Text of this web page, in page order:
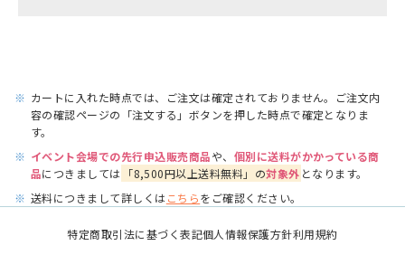
※ カートに入れた時点では、ご注文は確定されておりません。ご注文内
容の確認ページの「注文する」ボタンを押した時点で確定となりま
す。
※ イベント会場での先行申込販売商品や、 個別に送料がかかっている商
品につきましては 「8,500円以上送料無料」の対象外 となります。
※ 送料につきまして詳しくはこちらをご確認ください。
特定商取引法に基づく表記個人情報保護方針利用規約